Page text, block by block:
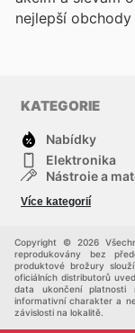
nejlepší obchody
KATEGORIE
Nabídky
Elektronika
Nástroje a
Děti
Více kategorií
Copyright © 2026
reprodukovány bez
produktové brožury
oficiálních distributorů
data ukončení
informativní charakter a
závislosti na lokalitě.